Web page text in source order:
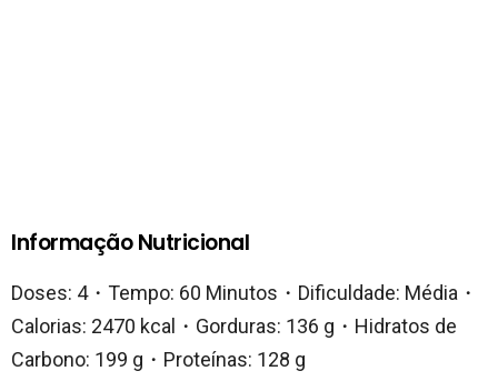
Informação Nutricional
Doses: 4・Tempo: 60 Minutos・Dificuldade: Média・
Calorias: 2470 kcal・Gorduras: 136 g・Hidratos de
Carbono: 199 g・Proteínas: 128 g